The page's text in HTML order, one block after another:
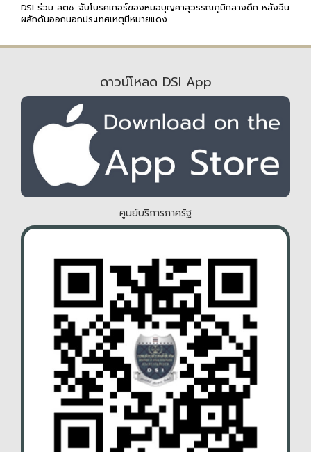
DSI ร่วม สตช. จับโบรคเกอร์ของหมอบุญคาสุวรรณภูมิกลางดึก หลังจีน
ผลักดันออกนอกประเทศเหตุมีหมายแดง
ดาวน์โหลด DSI App
ศูนย์บริการภาครัฐ